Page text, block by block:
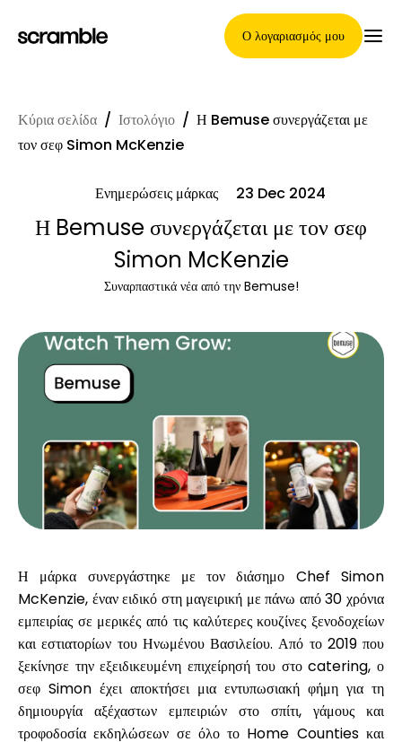
Ο λογαριασμός μου
Κύρια Σελίδα
Όροι ανάθεσης απαιτήσεων
Επιλογή μάρκας
Υπολογιστές
Ιστολόγιο
Επικοινωνήστε μαζί μας
Κύρια σελίδα / Ιστολόγιο / Η Bemuse συνεργάζεται με
τον σεφ Simon McKenzie
Ενημερώσεις μάρκας 23 Dec 2024
Η Bemuse συνεργάζεται με τον σεφ
Simon McKenzie
Συναρπαστικά νέα από την Bemuse!
Η μάρκα συνεργάστηκε με τον διάσημο Chef Simon
McKenzie, έναν ειδικό στη μαγειρική με πάνω από 30 χρόνια
εμπειρίας σε μερικές από τις καλύτερες κουζίνες ξενοδοχείων
και εστιατορίων του Ηνωμένου Βασιλείου. Από το 2019 που
ξεκίνησε την εξειδικευμένη επιχείρησή του στο catering, ο
σεφ Simon έχει αποκτήσει μια εντυπωσιακή φήμη για τη
δημιουργία αξέχαστων εμπειριών στο σπίτι, γάμους και
τροφοδοσία εκδηλώσεων σε όλο το Home Counties και